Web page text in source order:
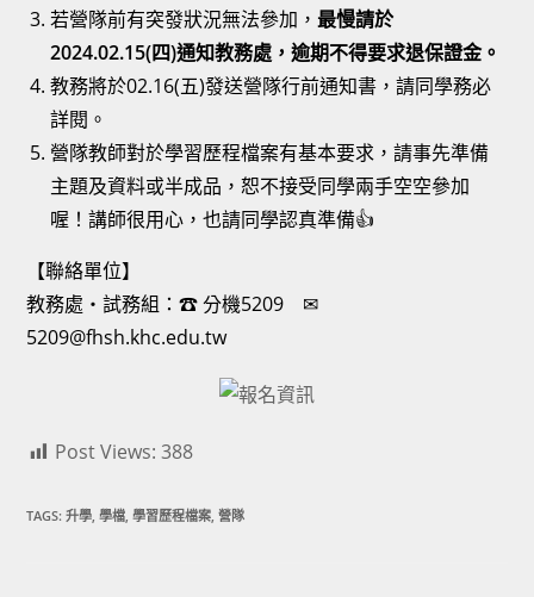
若營隊前有突發狀況無法參加，最慢請於
2024.02.15(四)通知教務處，逾期不得要求退保證金。
教務將於02.16(五)發送營隊行前通知書，請同學務必
詳閱。
營隊教師對於學習歷程檔案有基本要求，請事先準備
主題及資料或半成品，恕不接受同學兩手空空參加
喔！講師很用心，也請同學認真準備👍
【聯絡單位】
教務處‧試務組：☎ 分機5209 ✉
5209@fhsh.khc.edu.tw
Post Views: 388
TAGS:升學, 學檔, 學習歷程檔案, 營隊